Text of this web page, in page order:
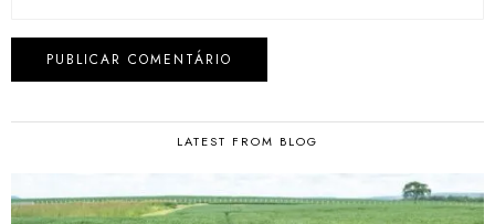
LATEST FROM BLOG